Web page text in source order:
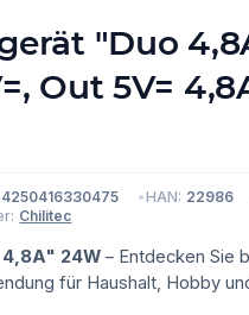
"Duo
Out 5V=
4250416330475 HAN: 22986
Chilitec
24W– Entdecken Sie
für Haushalt, Hobby